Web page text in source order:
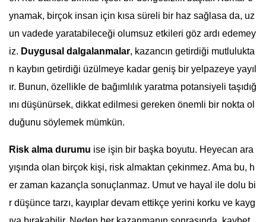
ynamak, birçok insan için kısa süreli bir haz sağlasa da, uz
un vadede yaratabileceği olumsuz etkileri göz ardı edemey
iz. Duygusal dalgalanmalar, kazancın getirdiği mutlulukta
n kaybın getirdiği üzülmeye kadar geniş bir yelpazeye yayıl
ır. Bunun, özellikle de bağımlılık yaratma potansiyeli taşıdığ
ını düşünürsek, dikkat edilmesi gereken önemli bir nokta ol
duğunu söylemek mümkün.
Risk alma durumu ise işin bir başka boyutu. Heyecan ara
yışında olan birçok kişi, risk almaktan çekinmez. Ama bu, h
er zaman kazançla sonuçlanmaz. Umut ve hayal ile dolu bi
r düşünce tarzı, kayıplar devam ettikçe yerini korku ve kayg